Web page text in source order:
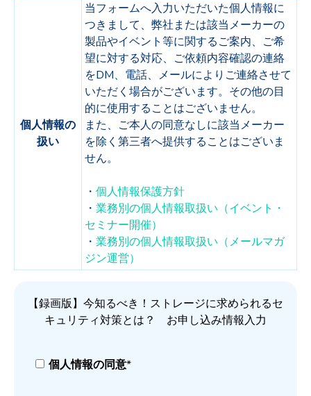
個人情報の
扱い
当フォームへ入力いただいた個人情報に
つきまして、弊社または該当メーカーの
製品やイベント等に関するご案内、ご希
望に対する対応、ご依頼内容確認の連絡
をDM、電話、メールによりご連絡させて
いただく場合がございます。 その他の目
的に使用することはございません。
また、ご本人の同意なしに該当メーカー
を除く第三者へ提供することはございま
せん。
・ 個人情報保護方針
・ 業務別の個人情報取扱い（イベント・
セミナー開催）
・ 業務別の個人情報取扱い（メールマガ
ジン運営）
【録画版】今知るべき！ストレージに求められるセ
キュリティ対策とは？ お申し込み情報入力
個人情報の同意*